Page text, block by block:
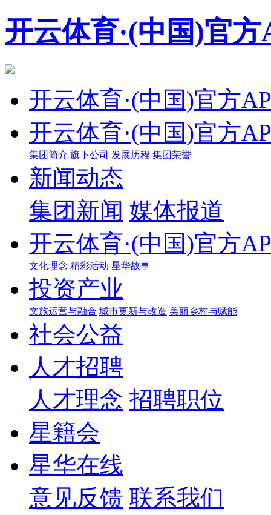
开云体育·(中国)官方
开云体育·(中国)官方
开云体育·(中国)官方
集团简介 旗下公司 发展历程 集团荣誉
新闻动态
集团新闻 媒体报道
开云体育·(中国)官方
文化理念 精彩活动 星华故事
投资产业
文旅运营与融合 城市更新与改造 美丽乡村与赋能
社会公益
人才招聘
人才理念 招聘职位
星籍会
星华在线
意见反馈 联系我们